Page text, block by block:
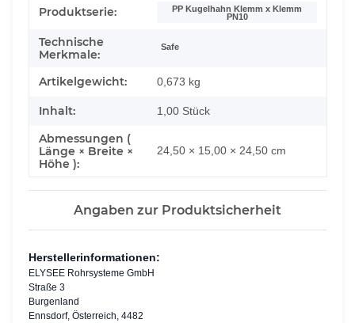
Produktserie:
PP Kugelhahn Klemm x Klemm
PN10
Technische
Merkmale:
Safe
Artikelgewicht: 0,673 kg
Inhalt: 1,00 Stück
Abmessungen (
Länge × Breite ×
Höhe ):
24,50 × 15,00 × 24,50 cm
Angaben zur Produktsicherheit
Herstellerinformationen:
ELYSEE Rohrsysteme GmbH
Straße 3
Burgenland
Ennsdorf, Österreich, 4482